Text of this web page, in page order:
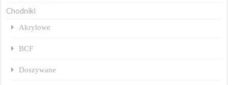
Chodniki
Akrylowe
BCF
Doszywane